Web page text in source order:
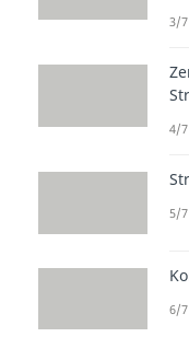
3/
4/
5/
6/